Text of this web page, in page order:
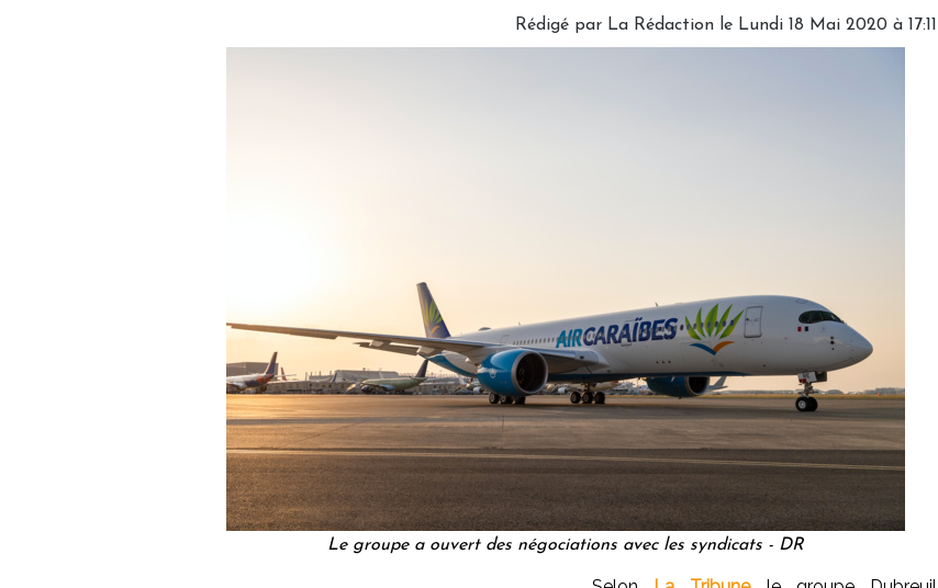
Rédigé par La Rédaction le Lundi 18 Mai 2020 à 17:11
Le groupe a ouvert des négociations avec les syndicats - DR